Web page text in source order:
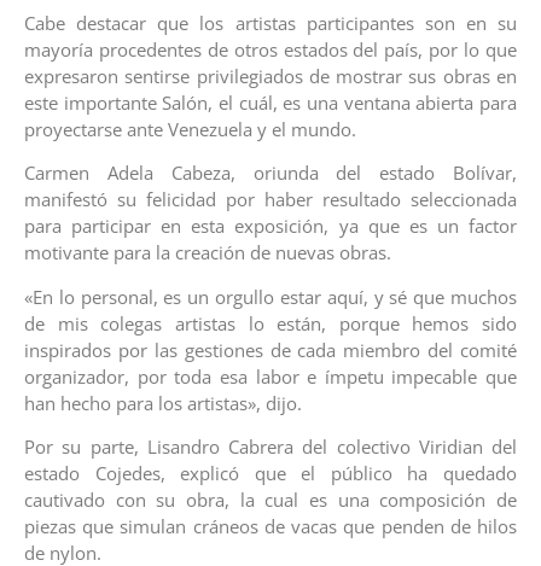
Cabe destacar que los artistas participantes son en su
mayoría procedentes de otros estados del país, por lo que
expresaron sentirse privilegiados de mostrar sus obras en
este importante Salón, el cuál, es una ventana abierta para
proyectarse ante Venezuela y el mundo.
Carmen Adela Cabeza, oriunda del estado Bolívar,
manifestó su felicidad por haber resultado seleccionada
para participar en esta exposición, ya que es un factor
motivante para la creación de nuevas obras.
«En lo personal, es un orgullo estar aquí, y sé que muchos
de mis colegas artistas lo están, porque hemos sido
inspirados por las gestiones de cada miembro del comité
organizador, por toda esa labor e ímpetu impecable que
han hecho para los artistas», dijo.
Por su parte, Lisandro Cabrera del colectivo Viridian del
estado Cojedes, explicó que el público ha quedado
cautivado con su obra, la cual es una composición de
piezas que simulan cráneos de vacas que penden de hilos
de nylon.